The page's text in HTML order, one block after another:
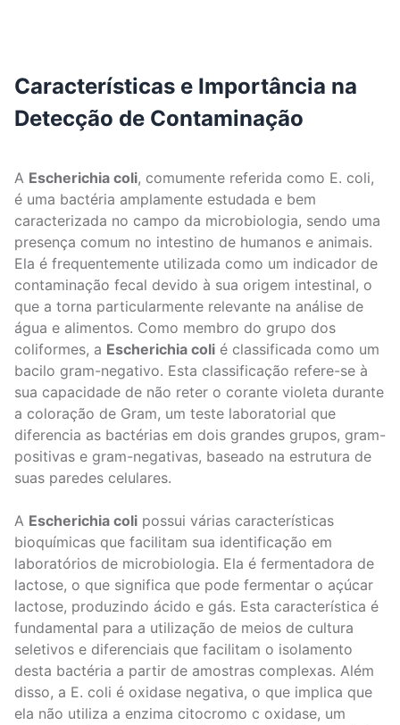
Características e Importância na
Detecção de Contaminação
A Escherichia coli, comumente referida como E. coli,
é uma bactéria amplamente estudada e bem
caracterizada no campo da microbiologia, sendo uma
presença comum no intestino de humanos e animais.
Ela é frequentemente utilizada como um indicador de
contaminação fecal devido à sua origem intestinal, o
que a torna particularmente relevante na análise de
água e alimentos. Como membro do grupo dos
coliformes, a Escherichia coli é classificada como um
bacilo gram-negativo. Esta classificação refere-se à
sua capacidade de não reter o corante violeta durante
a coloração de Gram, um teste laboratorial que
diferencia as bactérias em dois grandes grupos, gram-
positivas e gram-negativas, baseado na estrutura de
suas paredes celulares.
A Escherichia coli possui várias características
bioquímicas que facilitam sua identificação em
laboratórios de microbiologia. Ela é fermentadora de
lactose, o que significa que pode fermentar o açúcar
lactose, produzindo ácido e gás. Esta característica é
fundamental para a utilização de meios de cultura
seletivos e diferenciais que facilitam o isolamento
desta bactéria a partir de amostras complexas. Além
disso, a E. coli é oxidase negativa, o que implica que
ela não utiliza a enzima citocromo c oxidase, um